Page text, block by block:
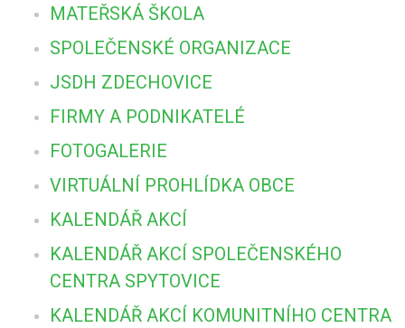
MATEŘSKÁ ŠKOLA
SPOLEČENSKÉ ORGANIZACE
JSDH ZDECHOVICE
FIRMY A PODNIKATELÉ
FOTOGALERIE
VIRTUÁLNÍ PROHLÍDKA OBCE
KALENDÁŘ AKCÍ
KALENDÁŘ AKCÍ SPOLEČENSKÉHO
CENTRA SPYTOVICE
KALENDÁŘ AKCÍ KOMUNITNÍHO CENTRA